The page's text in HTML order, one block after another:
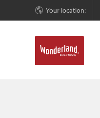
Your location: